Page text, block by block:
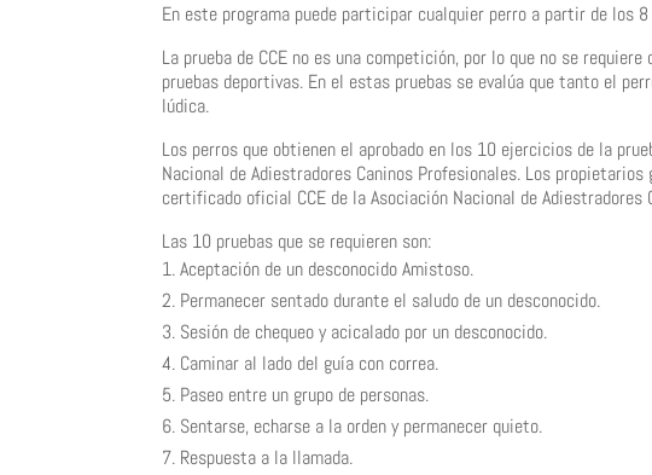
En este programa puede participar cualquier perro a partir de los 8
La prueba de CCE no es una competición, por lo que no se
pruebas deportivas. En el estas pruebas se evalúa que tanto el
lúdica.
Los perros que obtienen el aprobado en los 10 ejercicios de la
Nacional de Adiestradores Caninos Profesionales. Los
certificado oficial CCE de la Asociación Nacional de Adiestradores
Las 10 pruebas que se requieren son:
Aceptación de un desconocido Amistoso.
Permanecer sentado durante el saludo de un desconocido.
Sesión de chequeo y acicalado por un desconocido.
Caminar al lado del guía con correa.
Paseo entre un grupo de personas.
Sentarse, echarse a la orden y permanecer quieto.
Respuesta a la llamada.